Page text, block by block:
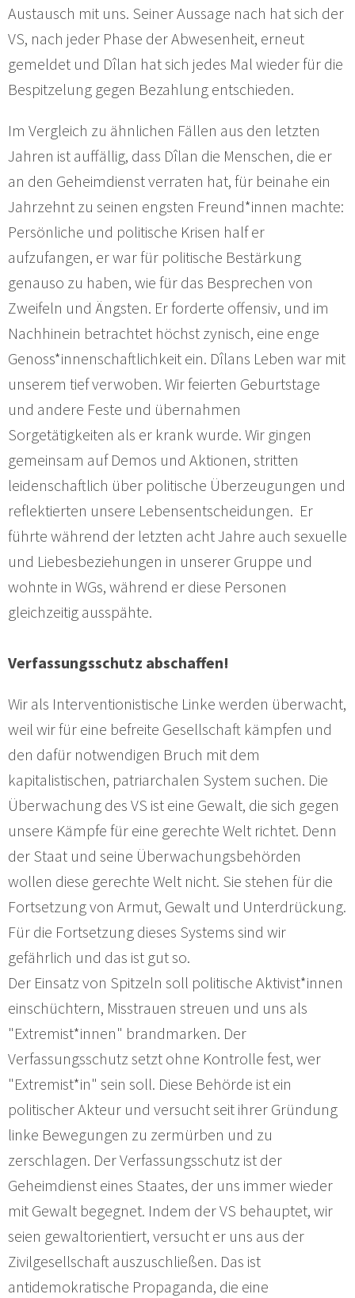
Austausch mit uns. Seiner Aussage nach hat sich der
VS, nach jeder Phase der Abwesenheit, erneut
gemeldet und Dîlan hat sich jedes Mal wieder für die
Bespitzelung gegen Bezahlung entschieden.
Im Vergleich zu ähnlichen Fällen aus den letzten
Jahren ist auffällig, dass Dîlan die Menschen, die er
an den Geheimdienst verraten hat, für beinahe ein
Jahrzehnt zu seinen engsten Freund*innen machte:
Persönliche und politische Krisen half er
aufzufangen, er war für politische Bestärkung
genauso zu haben, wie für das Besprechen von
Zweifeln und Ängsten. Er forderte offensiv, und im
Nachhinein betrachtet höchst zynisch, eine enge
Genoss*innenschaftlichkeit ein. Dîlans Leben war mit
unserem tief verwoben. Wir feierten Geburtstage
und andere Feste und übernahmen
Sorgetätigkeiten als er krank wurde. Wir gingen
gemeinsam auf Demos und Aktionen, stritten
leidenschaftlich über politische Überzeugungen und
reflektierten unsere Lebensentscheidungen. Er
führte während der letzten acht Jahre auch sexuelle
und Liebesbeziehungen in unserer Gruppe und
wohnte in WGs, während er diese Personen
gleichzeitig ausspähte.
Verfassungsschutz abschaffen!
Wir als Interventionistische Linke werden überwacht,
weil wir für eine befreite Gesellschaft kämpfen und
den dafür notwendigen Bruch mit dem
kapitalistischen, patriarchalen System suchen. Die
Überwachung des VS ist eine Gewalt, die sich gegen
unsere Kämpfe für eine gerechte Welt richtet. Denn
der Staat und seine Überwachungsbehörden
wollen diese gerechte Welt nicht. Sie stehen für die
Fortsetzung von Armut, Gewalt und Unterdrückung.
Für die Fortsetzung dieses Systems sind wir
gefährlich und das ist gut so.
Der Einsatz von Spitzeln soll politische Aktivist*innen
einschüchtern, Misstrauen streuen und uns als
"Extremist*innen" brandmarken. Der
Verfassungsschutz setzt ohne Kontrolle fest, wer
"Extremist*in" sein soll. Diese Behörde ist ein
politischer Akteur und versucht seit ihrer Gründung
linke Bewegungen zu zermürben und zu
zerschlagen. Der Verfassungsschutz ist der
Geheimdienst eines Staates, der uns immer wieder
mit Gewalt begegnet. Indem der VS behauptet, wir
seien gewaltorientiert, versucht er uns aus der
Zivilgesellschaft auszuschließen. Das ist
antidemokratische Propaganda, die eine